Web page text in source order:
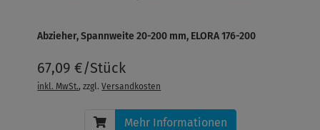
Abzieher, Spannweite 20-200 mm, ELORA 176-200
67,09 €/Stück
inkl. MwSt., zzgl.Versandkosten
Mehr Informationen